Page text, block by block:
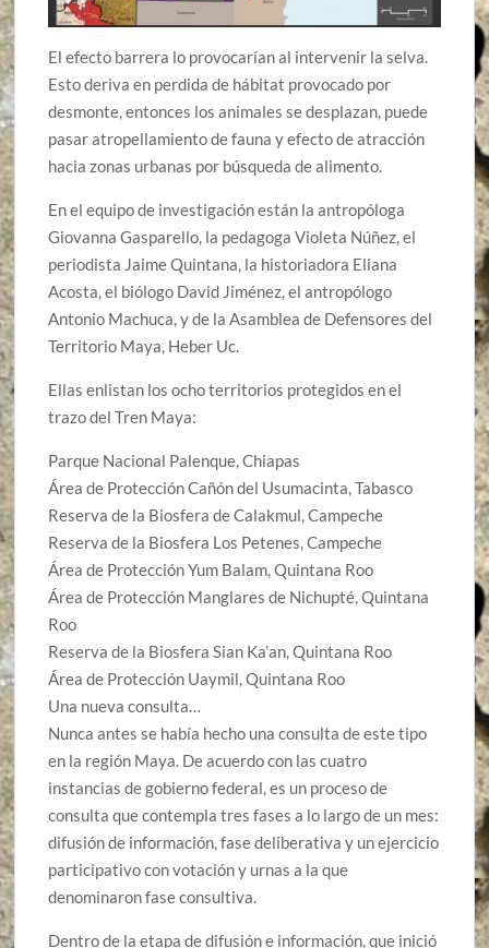
El efecto barrera lo provocarían al intervenir la selva.
Esto deriva en perdida de hábitat provocado por
desmonte, entonces los animales se desplazan, puede
pasar atropellamiento de fauna y efecto de atracción
hacia zonas urbanas por búsqueda de alimento.
En el equipo de investigación están la antropóloga
Giovanna Gasparello, la pedagoga Violeta Núñez, el
periodista Jaime Quintana, la historiadora Eliana
Acosta, el biólogo David Jiménez, el antropólogo
Antonio Machuca, y de la Asamblea de Defensores del
Territorio Maya, Heber Uc.
Ellas enlistan los ocho territorios protegidos en el
trazo del Tren Maya:
Parque Nacional Palenque, Chiapas
Área de Protección Cañón del Usumacinta, Tabasco
Reserva de la Biosfera de Calakmul, Campeche
Reserva de la Biosfera Los Petenes, Campeche
Área de Protección Yum Balam, Quintana Roo
Área de Protección Manglares de Nichupté, Quintana
Roo
Reserva de la Biosfera Sian Ka’an, Quintana Roo
Área de Protección Uaymil, Quintana Roo
Una nueva consulta…
Nunca antes se había hecho una consulta de este tipo
en la región Maya. De acuerdo con las cuatro
instancias de gobierno federal, es un proceso de
consulta que contempla tres fases a lo largo de un mes:
difusión de información, fase deliberativa y un ejercicio
participativo con votación y urnas a la que
denominaron fase consultiva.
Dentro de la etapa de difusión e información, que inició